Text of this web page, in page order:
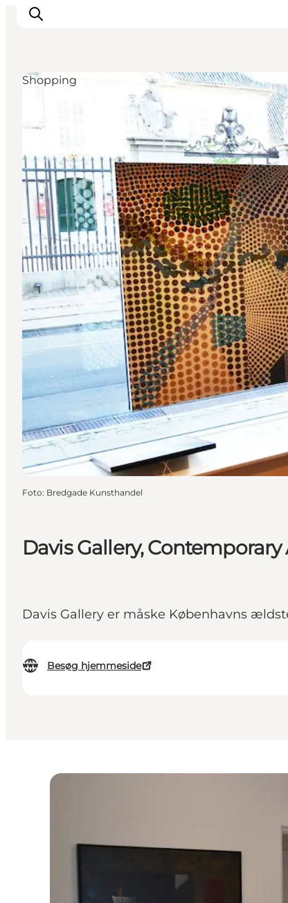
This is Copenhagen
Spis & drik
Områder
Planlæg din tur
CopenPay
Copenhagen Card
Davis Gallery, Contemporary
Davis Gallery er måske Københavns
Besøg hjemmeside
Shopping
Foto: Bredgade Kunsthandel